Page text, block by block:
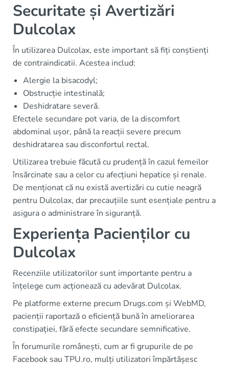
Securitate și Avertizări
Dulcolax
În utilizarea Dulcolax, este important să fiți conștienți
de contraindicatii. Acestea includ:
Alergie la bisacodyl;
Obstrucție intestinală;
Deshidratare severă.
Efectele secundare pot varia, de la discomfort
abdominal ușor, până la reacții severe precum
deshidratarea sau disconfortul rectal.
Utilizarea trebuie făcută cu prudență în cazul femeilor
însărcinate sau a celor cu afecțiuni hepatice și renale.
De menționat că nu există avertizări cu cutie neagră
pentru Dulcolax, dar precauțiile sunt esențiale pentru a
asigura o administrare în siguranță.
Experiența Pacienților cu
Dulcolax
Recenziile utilizatorilor sunt importante pentru a
înțelege cum acționează cu adevărat Dulcolax.
Pe platforme externe precum Drugs.com și WebMD,
pacienții raportază o eficiență bună în ameliorarea
constipației, fără efecte secundare semnificative.
În forumurile românești, cum ar fi grupurile de pe
Facebook sau TPU.ro, mulți utilizatori împărtășesc